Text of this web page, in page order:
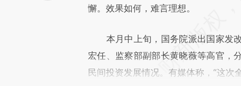
懈。效果如何，难言理想。
本月中上旬，国务院派出国家发改
宏任、监察部副部长黄晓薇等高官，
民间投资发展情况。有媒体称，“这次